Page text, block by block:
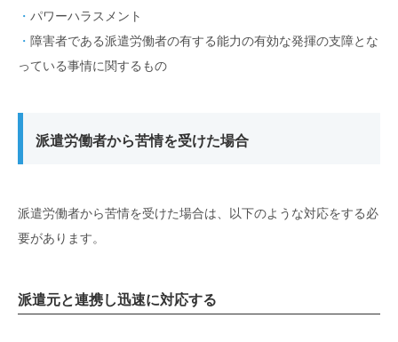
パワーハラスメント
障害者である派遣労働者の有する能力の有効な発揮の支障とな
っている事情に関するもの
派遣労働者から苦情を受けた場合
派遣労働者から苦情を受けた場合は、以下のような対応をする必
要があります。
派遣元と連携し迅速に対応する